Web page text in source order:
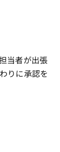
当者が出張
りに承認を